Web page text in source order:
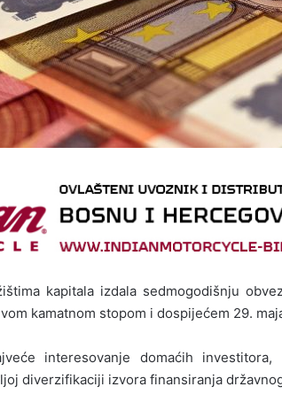
kapitala izdala sedmogodišnju
kamatnom stopom i dospijećem 29.
interesovanje domaćih investitora,
diverzifikaciji izvora finansiranja